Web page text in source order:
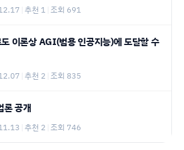
추천 1 조회 691
이론상 AGI(범용 인공지능)에 도달할 수
추천 2 조회 835
공개
추천 2 조회 746